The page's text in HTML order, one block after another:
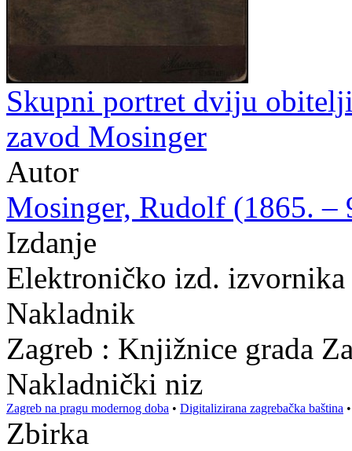
Skupni portret dviju
zavod Mosinger
Autor
Mosinger, Rudolf (1865. –
Izdanje
Elektroničko izd. izvornika
Nakladnik
Zagreb : Knjižnice grada
Nakladnički niz
Zagreb na pragu modernog doba • Digitalizirana zagrebačka baština
Zbirka